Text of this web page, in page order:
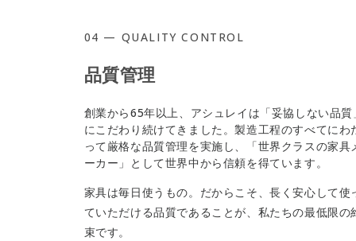
04 — QUALITY CONTROL
品質管理
創業から65年以上、アシュレイは「妥協しない品質
にこだわり続けてきました。製造工程のすべてにわ
って厳格な品質管理を実施し、「世界クラスの家具
ーカー」として世界中から信頼を得ています。
家具は毎日使うもの。だからこそ、長く安心して使
ていただける品質であることが、私たちの最低限の
束です。